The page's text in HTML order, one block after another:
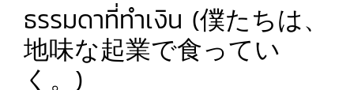
ธรรมดาที่ทำเงิน (僕たちは、
地味な起業で食ってい
く。)